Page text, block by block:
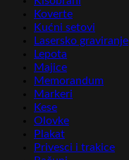
Koverte
Kućni setovi
Lasersko graviranje
Lepota
Majice
Memorandum
Markeri
Kese
Olovke
Plakat
Privesci i trakice